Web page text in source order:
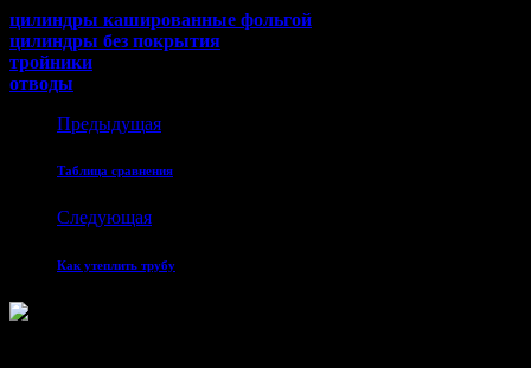
цилиндры кашированные фольгой
цилиндры без покрытия
тройники
отводы
Предыдущая
Таблица сравнения
Следующая
Как утеплить трубу